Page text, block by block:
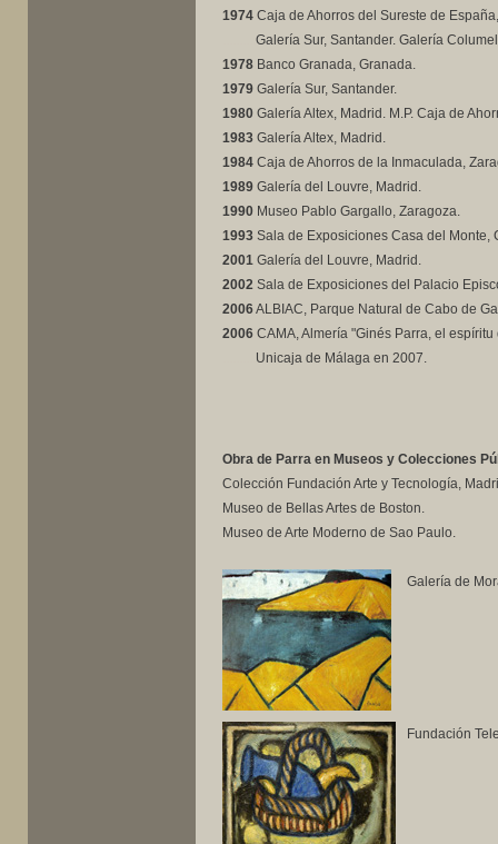
1974 Caja de Ahorros del Sureste de
Galería Sur, Santander. Galería
1978 Banco Granada, Granada.
1979 Galería Sur, Santander.
1980 Galería Altex, Madrid. M.P. Caja de
1983 Galería Altex, Madrid.
1984 Caja de Ahorros de la Inmaculada,
1989 Galería del Louvre, Madrid.
1990 Museo Pablo Gargallo, Zaragoza.
1993 Sala de Exposiciones Casa del Monte,
2001 Galería del Louvre, Madrid.
2002 Sala de Exposiciones del Palacio
2006ALBIAC, Parque Natural de Cabo de
2006 CAMA, Almería "Ginés Parra, el
Unicaja de Málaga en 2007.
Obra de Parra en Museos y Colecciones
Colección Fundación Arte y Tecnología,
Museo de Bellas Artes de Boston.
Museo de Arte Moderno de Sao Paulo.
Galería de
Fundación